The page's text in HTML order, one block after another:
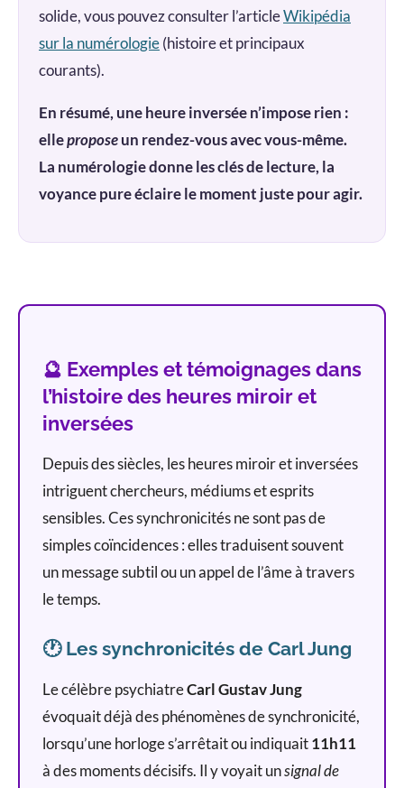
solide, vous pouvez consulter l’articleWikipédia
sur la numérologie (histoire et principaux
courants).
En résumé, une heure inversée n’impose rien :
ellepropose un rendez-vous avec vous-même.
La numérologie donne les clés de lecture, la
voyance pure éclaire le moment juste pour agir.
🔮 Exemples et témoignages dans
l’histoire des heures miroir et
inversées
Depuis des siècles, les heures miroir et inversées
intriguent chercheurs, médiums et esprits
sensibles. Ces synchronicités ne sont pas de
simples coïncidences : elles traduisent souvent
un message subtil ou un appel de l’âme à travers
le temps.
🕐 Les synchronicités de Carl Jung
Le célèbre psychiatreCarl Gustav Jung
évoquait déjà des phénomènes de synchronicité,
lorsqu’une horloge s’arrêtait ou indiquait 11h11
à des moments décisifs. Il y voyait unsignal de